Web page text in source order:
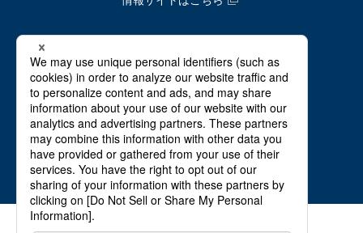
会社情報
IR情報
ニュース
採用サイト